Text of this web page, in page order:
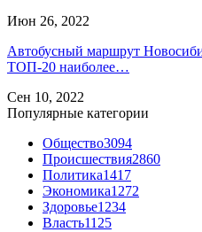
Июн 26, 2022
Автобусный маршрут
ТОП-20 наиболее…
Сен 10, 2022
Популярные категории
Общество3094
Происшествия2860
Политика1417
Экономика1272
Здоровье1234
Власть1125